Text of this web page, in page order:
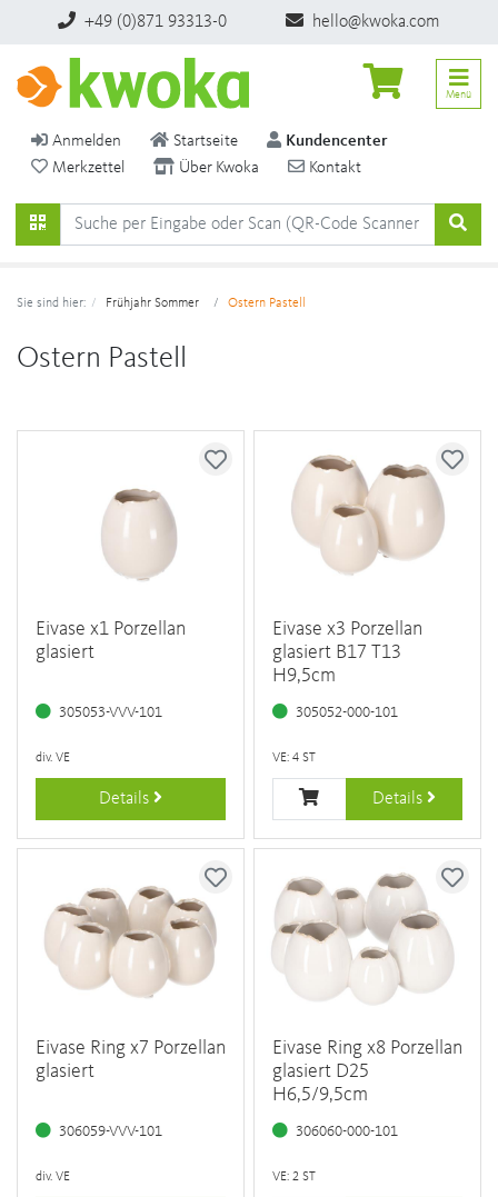
+49 (0)871 93313-0 hello@kwoka.com
Anmelden Startseite
Kundencenter
Merkzettel
Über Kwoka Kontakt
Menü
Sie sind hier: Frühjahr Sommer Ostern Pastell
Ostern Pastell
Eivase x1 Porzellan
glasiert
305053-VVV-101
div. VE
Details
Eivase x3 Porzellan
glasiert B17 T13
H9,5cm
305052-000-101
VE: 4 ST
Details
Eivase Ring x7 Porzellan
glasiert
306059-VVV-101
div. VE
Eivase Ring x8 Porzellan
glasiert D25
H6,5/9,5cm
306060-000-101
VE: 2 ST